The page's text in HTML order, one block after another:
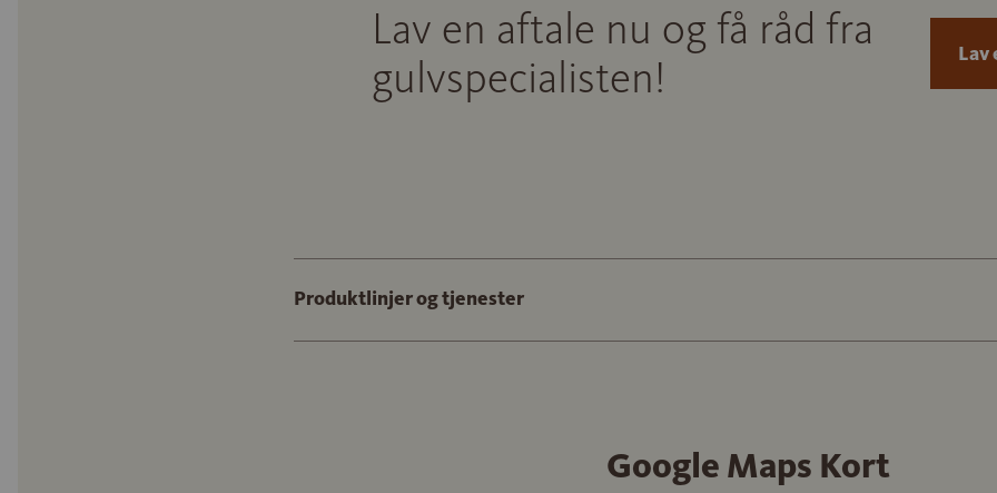
Lav en aftale nu og få råd fra
gulvspecialisten!
Lav
Produktlinjer og tjenester
Google Maps Kort